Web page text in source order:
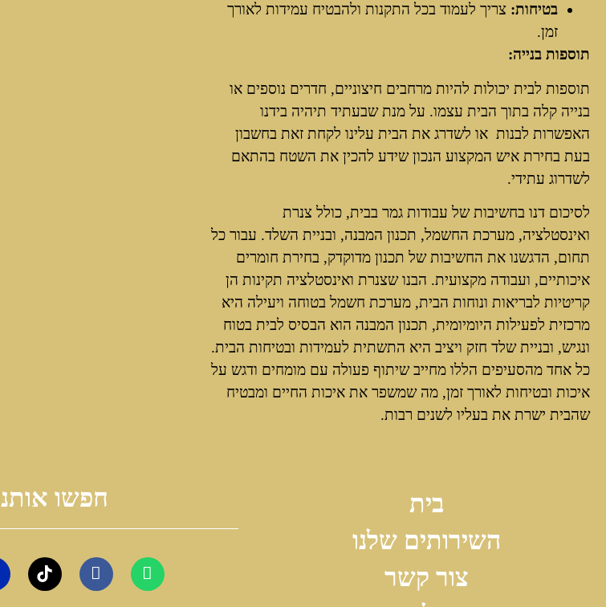
בטיחות: צריך לעמוד בכל התקנות ולהבטיח עמידות לאורך
זמן.
תוספות בנייה:
תוספות לבית יכולות להיות מרחבים חיצוניים, חדרים נוספים או
בנייה קלה בתוך הבית עצמו. על מנת שבעתיד תיהיה בידנו
האפשרות לבנות או לשדרג את הבית עלינו לקחת זאת בחשבון
בעת בחירת איש המקצוע הנכון שידע להכין את השטח בהתאם
לשדרוג עתידי.
לסיכום דנו בחשיבות של עבודות גמר בבית, כולל צנרת
ואינסטלציה, מערכת החשמל, תכנון המבנה, ובניית השלד. עבור כל
תחום, הדגשנו את החשיבות של תכנון מדוקדק, בחירת חומרים
איכותיים, ועבודה מקצועית. הבנו שצנרת ואינסטלציה תקינות הן
קריטיות לבריאות ונוחות הבית, מערכת חשמל בטוחה ויעילה היא
מרכזית לפעילות היומיומית, תכנון המבנה הוא הבסיס לבית בטוח
ונגיש, ובניית שלד חזק ויציב היא התשתית לעמידות ובטיחות הבית.
כל אחד מהסעיפים הללו מחייב שיתוף פעולה עם מומחים ודגש על
איכות ובטיחות לאורך זמן, מה שמשפר את איכות החיים ומבטיח
שהבית ישרת את בעליו לשנים רבות.
בית
השירותים שלנו
צור קשר
חפשו